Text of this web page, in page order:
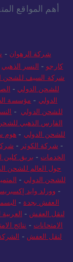
أهم المواقع
شركة الرهوان -
كارجو - النسر الذهبي
شركة السيف للشحن
للشحن الدولي -
الدولي - مؤسسة
للشحن الدولي -
الفارس الذهبي
للشحن الدولي - هوم
- شركة الكوثر -
الخدمات - بريق كلين
حول العالم للشحن
للشحن الدولي -
- وورلد وايد
العفش بجدة -
لنقل العفش -
الامتحانات - نتائج
لنقل العفش -